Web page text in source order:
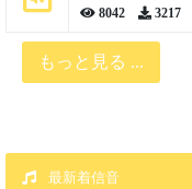
8042 3217
もっと見る ...
最新着信音